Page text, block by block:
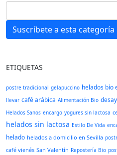
Suscríbete a esta categoría
ETIQUETAS
postre tradicional gelapuccino helados bío
llevar café arábica Alimentación Bio
Helados Sanos encargo yogures sin lactosa
helados sin lactosa Estilo De Vida
helado helados a domicilio en Sevilla
café vienés San Valentín Repostería Bio